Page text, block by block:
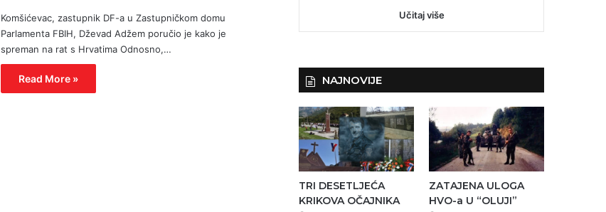
Komšićevac, zastupnik DF-a u Zastupničkom domu
Parlamenta FBIH, Dževad Adžem poručio je kako je
spreman na rat s Hrvatima Odnosno,…
Read More »
Učitaj više
NAJNOVIJE
TRI DESETLJEĆA
KRIKOVA OČAJNIKA
ZATAJENA ULOGA
HVO-a U “OLUJI”